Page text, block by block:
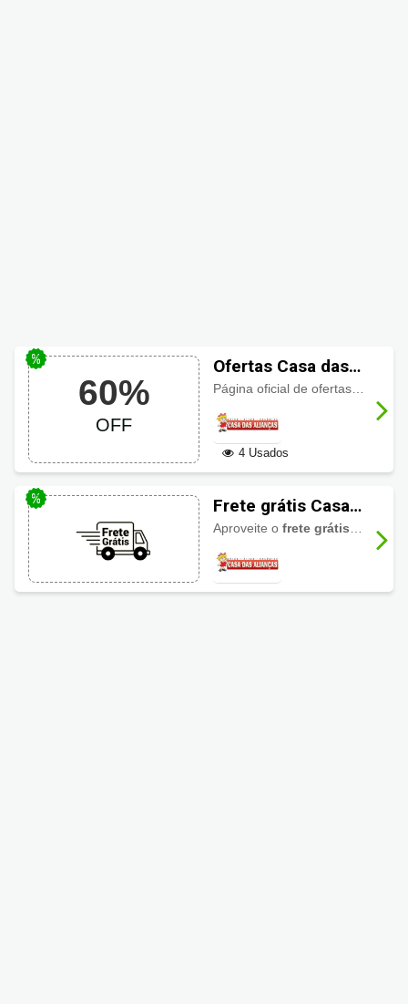
60%
OFF
Ofertas Casa das
Alianças com até
60% OFF
4 Usados
Frete grátis Casa
das Alianças
Aproveite ofrete grátis em